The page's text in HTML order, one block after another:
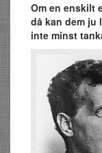
Om en enskilt
då kan dem ju
inte minst